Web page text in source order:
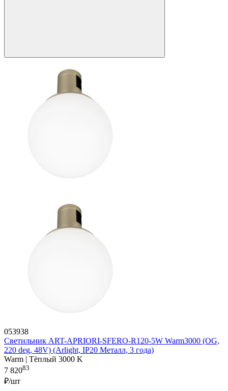
053938
Светильник ART-APRIORI-SFERO-R120-5W Warm3000 (OG,
220 deg, 48V) (Arlight, IP20 Металл, 3 года)
Warm | Тёплый 3000 K
7 82083
₽/шт